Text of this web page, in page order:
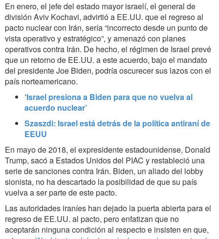
En enero, el jefe del estado mayor israelí, el general de
división Aviv Kochavi, advirtió a EE.UU. que el regreso al
pacto nuclear con Irán, sería “incorrecto desde un punto de
vista operativo y estratégico”, y amenazó con planes
operativos contra Irán. De hecho, el régimen de Israel prevé
que un retorno de EE.UU. a este acuerdo, bajo el mandato
del presidente Joe Biden, podría oscurecer sus lazos con el
país norteamericano.
‘Israel presiona a Biden para que no vuelva al
acuerdo nuclear’
Szaszdi: Israel está detrás de la política antiraní de
EEUU
En mayo de 2018, el expresidente estadounidense, Donald
Trump, sacó a Estados Unidos del PIAC y restableció una
serie de sanciones contra Irán. Biden, un aliado del lobby
sionista, no ha descartado la posibilidad de que su país
vuelva a ser parte de este pacto.
Las autoridades iraníes han dejado la puerta abierta para el
regreso de EE.UU. al pacto, pero enfatizan que no
aceptarán ninguna condición al respecto e insisten en que,